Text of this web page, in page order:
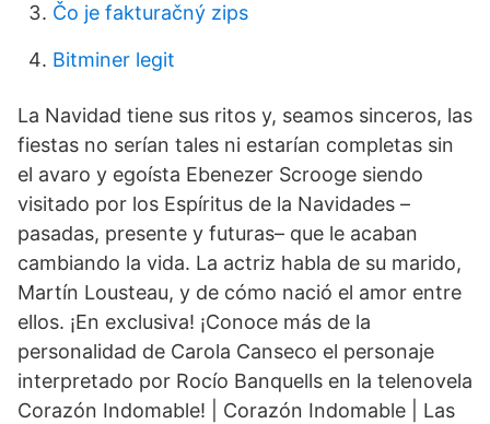
Čo je fakturačný zips
Bitminer legit
La Navidad tiene sus ritos y, seamos sinceros, las
fiestas no serían tales ni estarían completas sin
el avaro y egoísta Ebenezer Scrooge siendo
visitado por los Espíritus de la Navidades –
pasadas, presente y futuras– que le acaban
cambiando la vida. La actriz habla de su marido,
Martín Lousteau, y de cómo nació el amor entre
ellos. ¡En exclusiva! ¡Conoce más de la
personalidad de Carola Canseco el personaje
interpretado por Rocío Banquells en la telenovela
Corazón Indomable! | Corazón Indomable | Las